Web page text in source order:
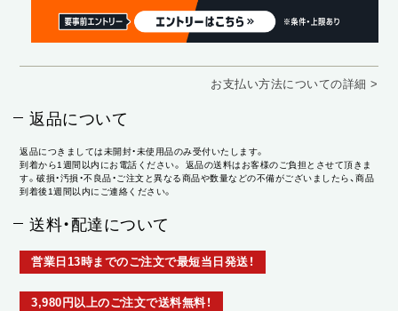
お支払い方法についての詳細 >
返品について
返品につきましては未開封・未使用品のみ受付いたします。
到着から1週間以内にお電話ください。 返品の送料はお客様のご負担とさせて頂きま
す。破損・汚損・不良品・ご注文と異なる商品や数量などの不備がございましたら、商品
到着後1週間以内にご連絡ください。
送料・配達について
営業日13時までのご注文で最短当日発送！
3,980円以上のご注文で送料無料！